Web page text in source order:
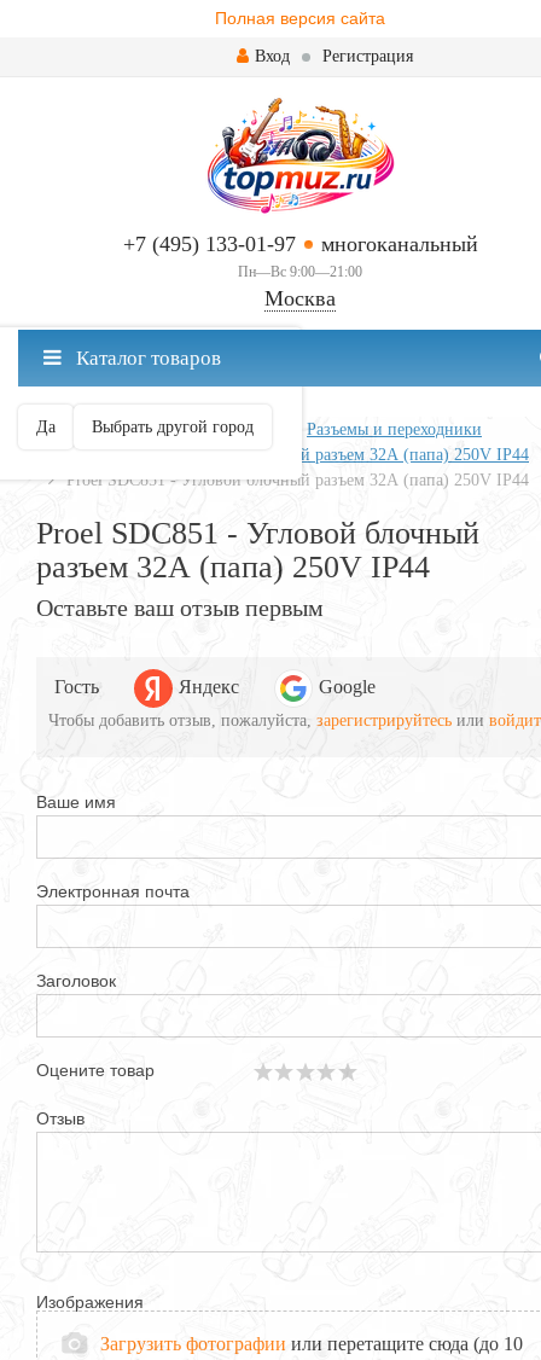
Полная версия сайта
Вход Регистрация
+7 (495) 133-01-97 многоканальный
Пн—Вс 9:00—21:00
Москва
Москва ваш город?
Да Выбрать другой город
Каталог товаров
Главная Звук Коммутация
Разъемы и переходники
Proel SDC851 - Угловой блочный разъем 32А (папа) 250V IP44
Proel SDC851 - Угловой блочный разъем 32А (папа) 250V IP44
Proel SDC851 - Угловой блочный
разъем 32А (папа) 250V IP44
Оставьте ваш отзыв первым
Гость Яндекс Google
Чтобы добавить отзыв, пожалуйста, зарегистрируйтесь или
Ваше имя
Электронная почта
Заголовок
Оцените товар
Отзыв
Изображения
Загрузить фотографии или перетащите сюда (до 10